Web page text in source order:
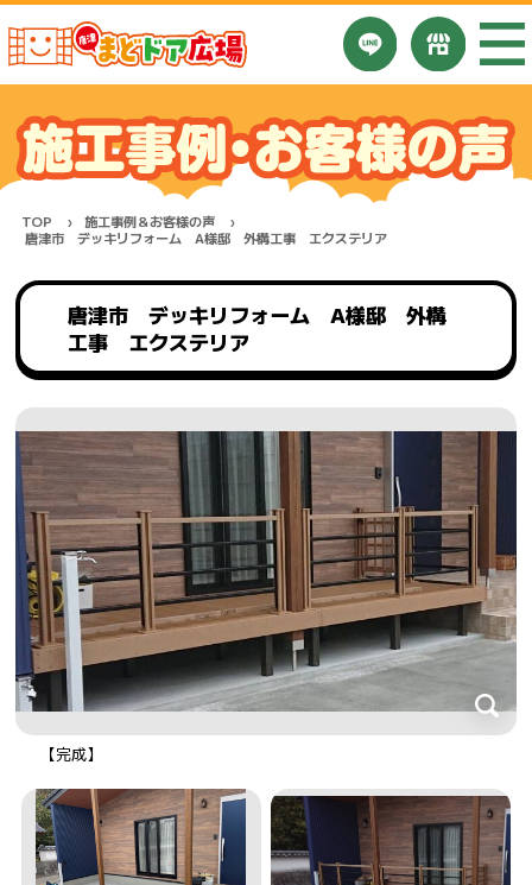
TOP
施工事例＆お客様の声
唐津市 デッキリフォーム A様邸 外構工事 エクステリア
唐津市 デッキリフォーム A様邸 外構
工事 エクステリア
【完成】